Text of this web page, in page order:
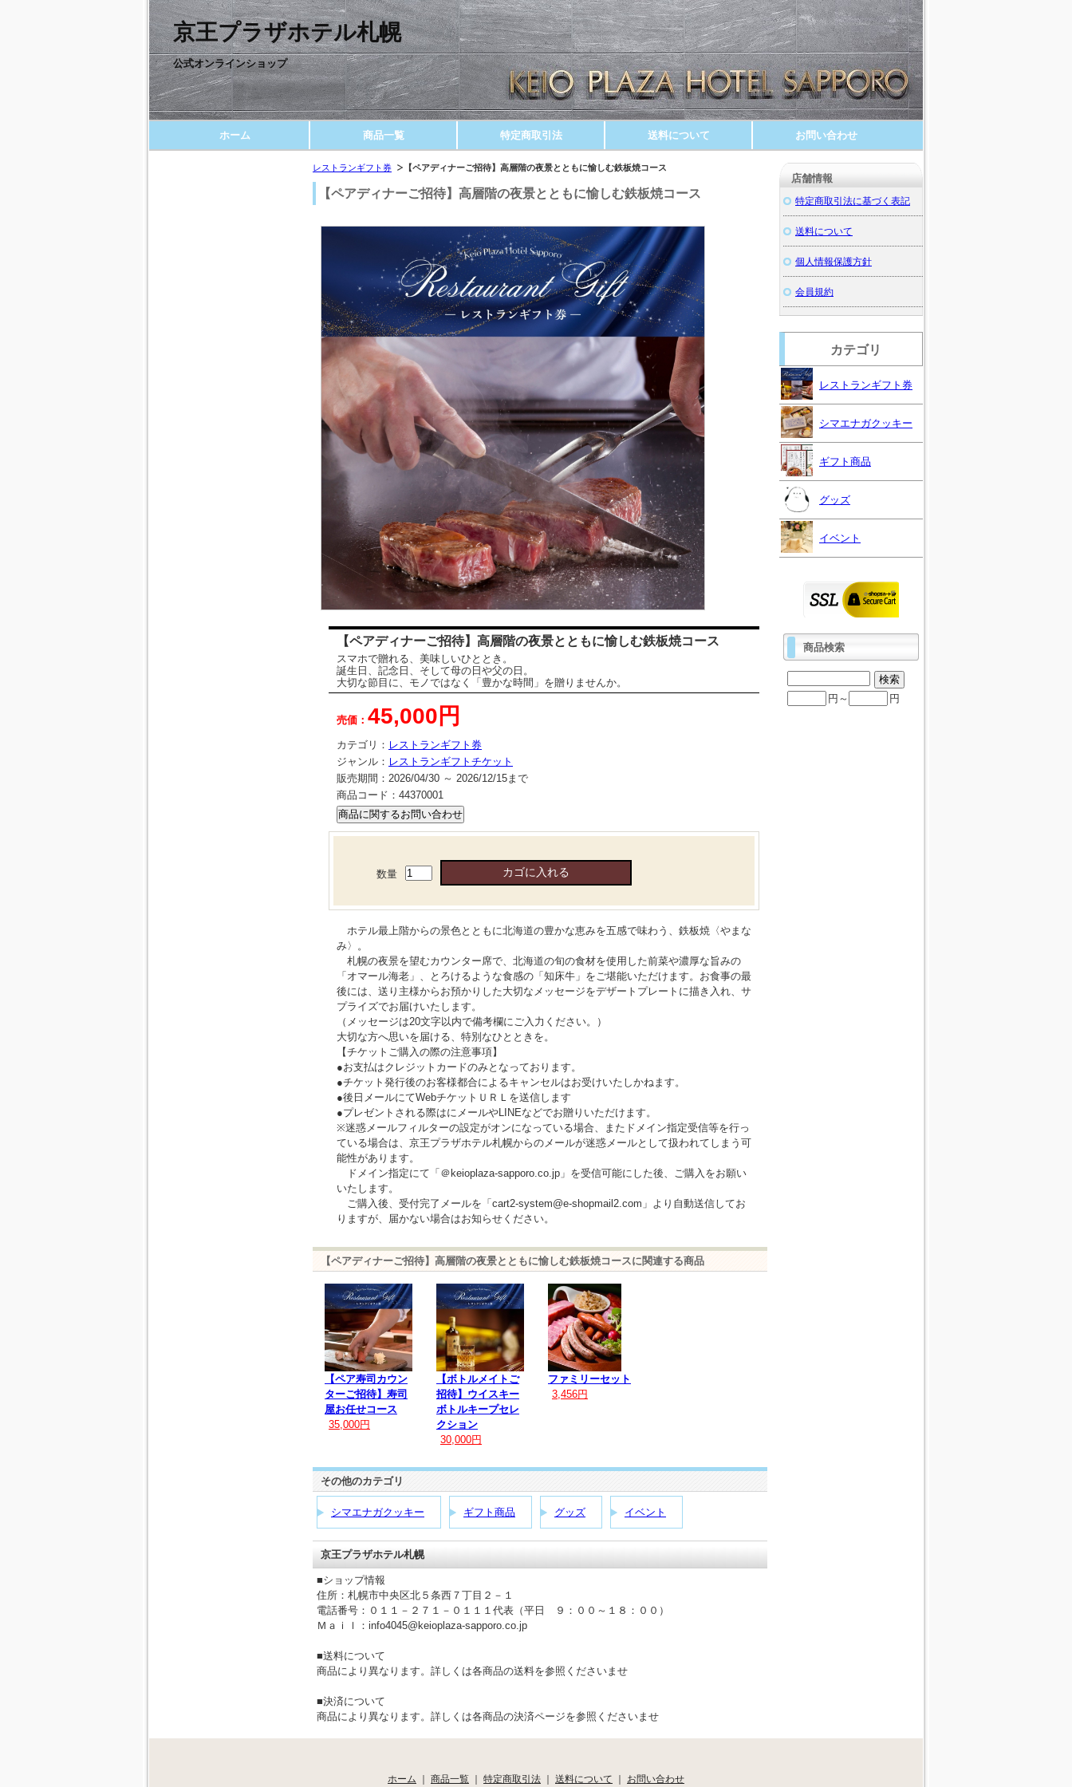
京王プラザホテル札幌
公式オンラインショップ
ホーム 商品一覧 特定商取引法 送料について お問い合わせ
レストランギフト券 【ペアディナーご招待】高層階の夜景とともに愉しむ鉄板焼コース
【ペアディナーご招待】高層階の夜景とともに愉しむ鉄板焼コース
【ペアディナーご招待】高層階の夜景とともに愉しむ鉄板焼コース
スマホで贈れる、美味しいひととき。
誕生日、記念日、そして母の日や父の日。
大切な節目に、モノではなく「豊かな時間」を贈りませんか。
売価： 45,000円
カテゴリ： レストランギフト券
ジャンル： レストランギフトチケット
販売期間： 2026/04/30 ～ 2026/12/15まで
商品コード： 44370001
数量
ホテル最上階からの景色とともに北海道の豊かな恵みを五感で味わう、鉄板焼〈やまな
み〉。
札幌の夜景を望むカウンター席で、北海道の旬の食材を使用した前菜や濃厚な旨みの
「オマール海老」、とろけるような食感の「知床牛」をご堪能いただけます。お食事の最
後には、送り主様からお預かりした大切なメッセージをデザートプレートに描き入れ、サ
プライズでお届けいたします。
（メッセージは20文字以内で備考欄にご入力ください。）
大切な方へ思いを届ける、特別なひとときを。
【チケットご購入の際の注意事項】
●お支払はクレジットカードのみとなっております。
●チケット発行後のお客様都合によるキャンセルはお受けいたしかねます。
●後日メールにてWebチケットＵＲＬを送信します
●プレゼントされる際はにメールやLINEなどでお贈りいただけます。
※迷惑メールフィルターの設定がオンになっている場合、またドメイン指定受信等を行っ
ている場合は、京王プラザホテル札幌からのメールが迷惑メールとして扱われてしまう可
能性があります。
ドメイン指定にて「＠keioplaza-sapporo.co.jp」を受信可能にした後、ご購入をお願い
いたします。
ご購入後、受付完了メールを「cart2-system@e-shopmail2.com」より自動送信してお
りますが、届かない場合はお知らせください。
【ペアディナーご招待】高層階の夜景とともに愉しむ鉄板焼コースに関連する商品
【ペア寿司カウン
ターご招待】寿司
屋お任せコース
35,000円
【ボトルメイトご
招待】ウイスキー
ボトルキープセレ
クション
30,000円
ファミリーセット
3,456円
その他のカテゴリ
シマエナガクッキー ギフト商品 グッズ イベント
京王プラザホテル札幌
■ショップ情報
住所：札幌市中央区北５条西７丁目２－１
電話番号：０１１－２７１－０１１１代表（平日 ９：００～１８：００）
Ｍａｉｌ：info4045@keioplaza-sapporo.co.jp
■送料について
商品により異なります。詳しくは各商品の送料を参照くださいませ
■決済について
商品により異なります。詳しくは各商品の決済ページを参照くださいませ
店舗情報
特定商取引法に基づく表記
送料について
個人情報保護方針
会員規約
カテゴリ
レストランギフト券
シマエナガクッキー
ギフト商品
グッズ
イベント
商品検索
円～ 円
ホーム ｜ 商品一覧 ｜ 特定商取引法 ｜ 送料について ｜ お問い合わせ